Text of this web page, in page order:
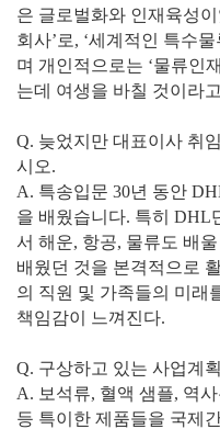
은 글로벌화와 인재육성
회사’로, ‘세계적인 특수
며 개인적으로는 ‘물류인
는데 여생을 바칠 것이라
Q. 늦었지만 대표이사 취
시오.
A. 특송입문 30년 동안
을 배웠습니다. 특히 DHL
서 해운, 항공, 물류도 배
배웠던 것을 본격적으로
의 직원 및 가족들의 미래
책임감이 느껴진다.
Q. 구상하고 있는 사업계
A. 보석류, 혈액 샘플, 역
등 특이한 제품들을 국제